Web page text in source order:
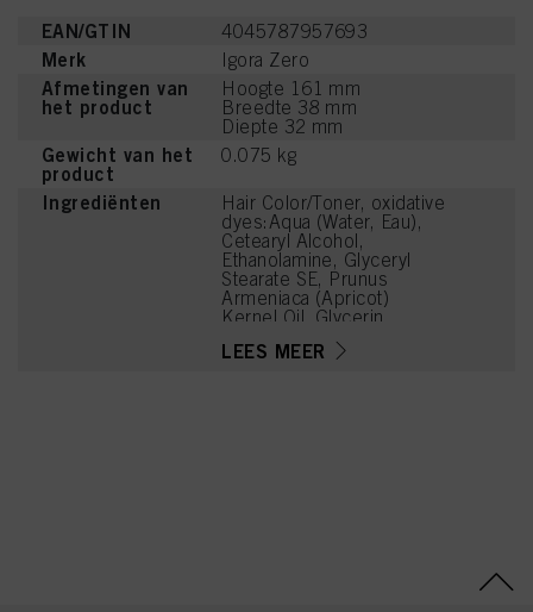
EAN/GTIN 4045787957693
Merk Igora Zero
Afmetingen van
het product
Hoogte 161 mm
Breedte 38 mm
Diepte 32 mm
Gewicht van het
product
0.075 kg
Ingrediënten
Hair Color/Toner, oxidative
dyes:Aqua (Water, Eau),
Cetearyl Alcohol,
Ethanolamine, Glyceryl
Stearate SE, Prunus
Armeniaca (Apricot)
Kernel Oil, Glycerin,
Cetearyl Sulfate, Vitis
LEES MEER